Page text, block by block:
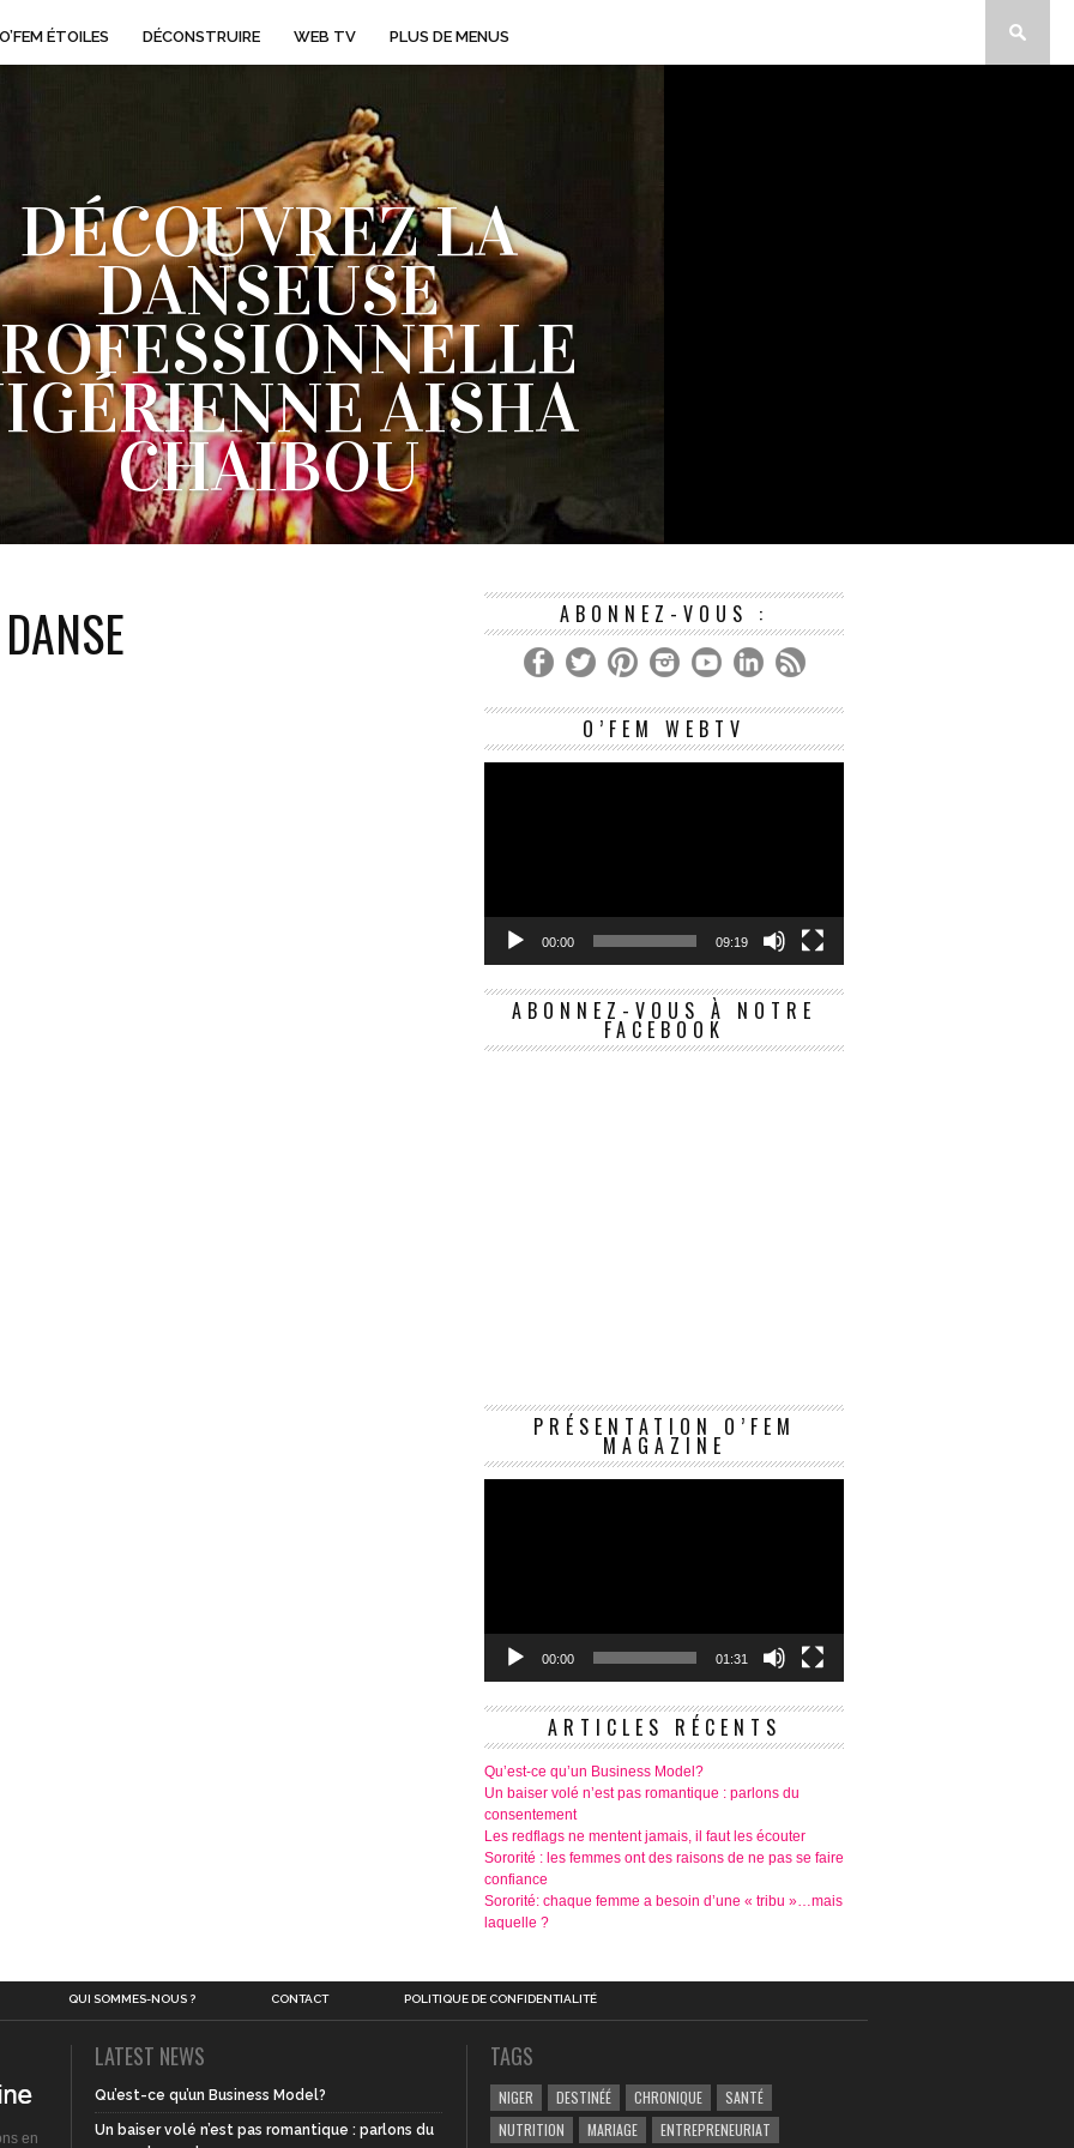
O’FEM ÉTOILES DÉCONSTRUIRE WEB TV PLUS DE MENUS
DÉCOUVREZ LA
DANSEUSE
AISHA
CHAIBOU
ARTISTIQUE DE LA COMPAGNIE CHAIBOU KORDAOU
DANSE ABONNEZ-VOUS :
O’FEM WEBTV
Lecteur
00:00 09:19
ABONNEZ-VOUS À NOTRE
FACEBOOK
PRÉSENTATION O’FEM
MAGAZINE
Lecteur
00:00 01:31
ARTICLES RÉCENTS
Qu’est-ce qu’un Business Model?
Un baiser volé n’est pas romantique : parlons du
consentement
Les redflags ne mentent jamais, il faut les écouter
Sororité : les femmes ont des raisons de ne pas se faire
confiance
Sororité: chaque femme a besoin d’une « tribu »…mais
laquelle ?
QUI SOMMES-NOUS ? CONTACT POLITIQUE DE CONFIDENTIALITÉ
en
LATEST NEWS
Qu’est-ce qu’un Business Model?
Un baiser volé n’est pas romantique : parlons du
TAGS
NIGER DESTINÉÉ CHRONIQUE
SANTÉ
NUTRITION
MARIAGE ENTREPRENEURIAT